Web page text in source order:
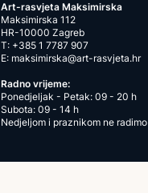
Art-rasvjeta Maksimirska
Maksimirska 112
HR-10000 Zagreb
T: +385 1 7787 907
E: maksimirska@art-rasvjeta.hr
Radno vrijeme:
Ponedjeljak - Petak: 09 - 20 h
Subota: 09 - 14 h
Nedjeljom i praznikom ne radimo